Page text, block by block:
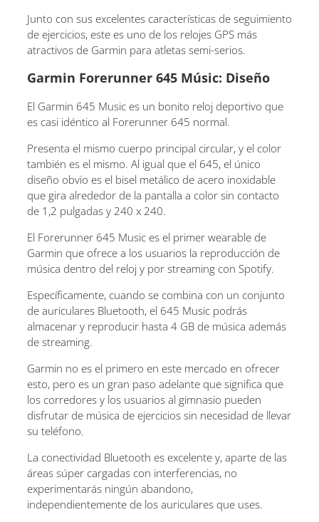
Junto con sus excelentes características de seguimiento
de ejercicios, este es uno de los relojes GPS más
atractivos de Garmin para atletas semi-serios.
Garmin Forerunner 645 Músic: Diseño
El Garmin 645 Music es un bonito reloj deportivo que
es casi idéntico al Forerunner 645 normal.
Presenta el mismo cuerpo principal circular, y el color
también es el mismo. Al igual que el 645, el único
diseño obvio es el bisel metálico de acero inoxidable
que gira alrededor de la pantalla a color sin contacto
de 1,2 pulgadas y 240 x 240.
El Forerunner 645 Music es el primer wearable de
Garmin que ofrece a los usuarios la reproducción de
música dentro del reloj y por streaming con Spotify.
Específicamente, cuando se combina con un conjunto
de auriculares Bluetooth, el 645 Music podrás
almacenar y reproducir hasta 4 GB de música además
de streaming.
Garmin no es el primero en este mercado en ofrecer
esto, pero es un gran paso adelante que significa que
los corredores y los usuarios al gimnasio pueden
disfrutar de música de ejercicios sin necesidad de llevar
su teléfono.
La conectividad Bluetooth es excelente y, aparte de las
áreas súper cargadas con interferencias, no
experimentarás ningún abandono,
independientemente de los auriculares que uses.